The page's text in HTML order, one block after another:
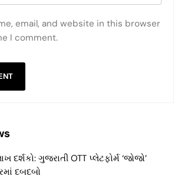
email, and website in this browser
I comment.
દર્શકો: ગુજરાતી OTT પ્લેટફોર્મ ‘જોજો’
દબદબો